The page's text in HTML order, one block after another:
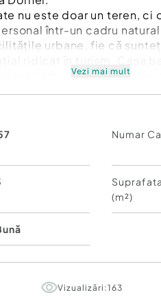
nu este doar un teren, ci
într-un cadru
urbane, fie că
reprezinta un reper
euro- negociabil.
si pentru
P174339
Vezi mai mult
Numar
(m²)
Vizualizări:163